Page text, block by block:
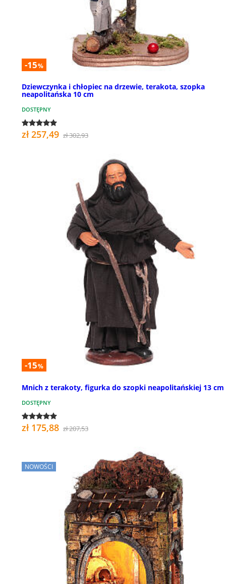
-15%
Dziewczynka i chłopiec na drzewie, terakota, szopka
neapolitańska 10 cm
DOSTĘPNY
zł 257,49 zł 302,93
-15%
Mnich z terakoty, figurka do szopki neapolitańskiej 13 cm
DOSTĘPNY
zł 175,88 zł 207,53
NOWOŚCI